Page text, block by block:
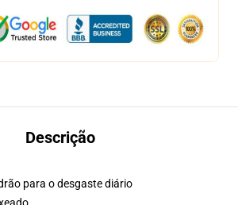
Descrição
para o desgaste diário